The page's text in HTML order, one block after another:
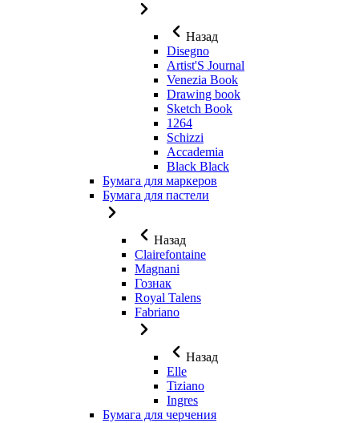
Назад
Disegno
Artist'S Journal
Venezia Book
Drawing book
Sketch Book
1264
Schizzi
Accademia
Black Black
Бумага для маркеров
Бумага для пастели
Назад
Clairefontaine
Magnani
Гознак
Royal Talens
Fabriano
Назад
Elle
Tiziano
Ingres
Бумага для черчения